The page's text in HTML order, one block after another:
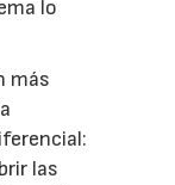
lo
más
las